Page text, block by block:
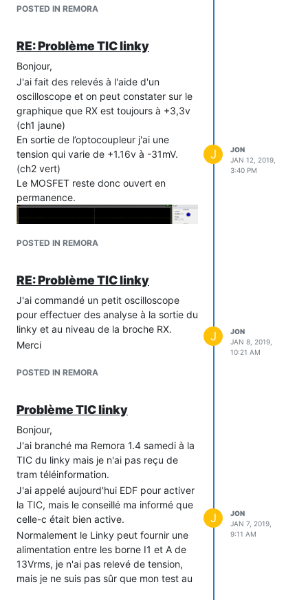
Jon
POSTED IN REMORA
RE: Problème TIC linky
Bonjour,
J'ai fait des relevés à l'aide d'un
oscilloscope et on peut constater sur le
graphique que RX est toujours à +3,3v
(ch1 jaune)
En sortie de l’optocoupleur j'ai une
tension qui varie de +1.16v à -31mV.
(ch2 vert)
Le MOSFET reste donc ouvert en
permanence.
La tension au niveau de la grille n'est
pas suffisante pour fermer le MOSFET ?
Faut-il modifier une résistance ?
Merci.
POSTED IN REMORA
J
JON
JAN 12, 2019,
3:40 PM
RE: Problème TIC linky
J'ai commandé un petit oscilloscope
pour effectuer des analyse à la sortie du
linky et au niveau de la broche RX.
Merci
POSTED IN REMORA
J
JON
JAN 8, 2019,
10:21 AM
Problème TIC linky
Bonjour,
J'ai branché ma Remora 1.4 samedi à la
TIC du linky mais je n'ai pas reçu de
tram téléinformation.
J'ai appelé aujourd'hui EDF pour activer
la TIC, mais le conseillé ma informé que
celle-c était bien active.
Normalement le Linky peut fournir une
alimentation entre les borne I1 et A de
13Vrms, je n'ai pas relevé de tension,
mais je ne suis pas sûr que mon test au
J
JON
JAN 7, 2019,
9:11 AM